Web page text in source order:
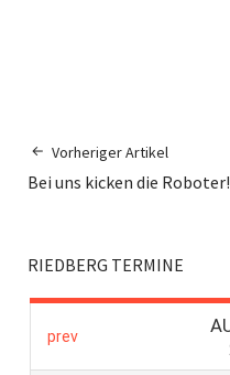
Vorheriger Artikel
Bei uns kicken die Roboter!
RIEDBERG TERMINE